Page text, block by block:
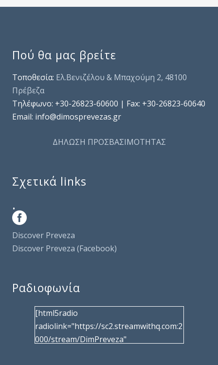
Πού θα μας βρείτε
Τοποθεσία: Ελ.Βενιζέλου & Μπαχούμη 2, 48100
Πρέβεζα
Τηλέφωνo: +30-26823-60600 | Fax: +30-26823-60640
Email: info@dimosprevezas.gr
ΔΗΛΩΣΗ ΠΡΟΣΒΑΣΙΜΟΤΗΤΑΣ
Σχετικά links
.
Discover Preveza
Discover Preveza (Facebook)
Ραδιοφωνία
[html5radio
radiolink="https://sc2.streamwithq.com:2
000/stream/DimPreveza"